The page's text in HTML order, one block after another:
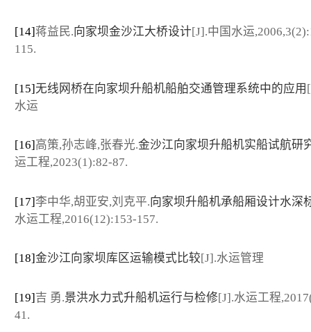
[14]蒋益民. 向家坝金沙江大桥设计[J].中国水运
115.
[15]无线网桥在向家坝升船机船舶交通管理系统中的应用
水运
[16] 高策,孙志峰,张春光.金沙江向家坝升船机实船试航研
运工程,2023(1):82-87.
[17]李中华,胡亚安,刘克平.向家坝升船机承船厢设计水深
水运工程,2016(12):153-157.
[18]金沙江向家坝库区运输模式比较[J].水运管理
[19]吉 勇.景洪水力式升船机运行与检修[J].水运工程
41.